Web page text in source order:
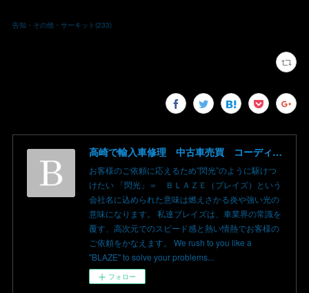
告知・その他・サーキット (233)
高崎で輸入車修理 中古車売買 コーディングならBLAZE（ブレイズ）へ│BLAZE Total Car Support & Modify in Takasaki Gunma
お客様のご依頼に応えるため”閃光”のように駆けつ
けたい 「閃光」＝ ＢＬＡＺＥ（ブレイズ）という
会社名に込められた意味は燃えさかる炎や強い光の
意味になります。 私達ブレイズは、車業界の常識を
覆す、高次元でのスピード感と熱い情熱でお客様の
ご依頼をかなえます。 We rush to you like a
"BLAZE" to solve your problems...
フォロー